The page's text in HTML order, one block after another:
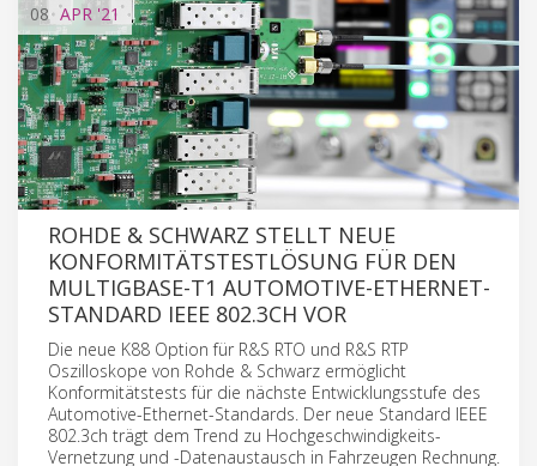
08 APR '21
ROHDE & SCHWARZ STELLT NEUE
KONFORMITÄTSTESTLÖSUNG FÜR DEN
MULTIGBASE-T1 AUTOMOTIVE-ETHERNET-
STANDARD IEEE 802.3CH VOR
Die neue K88 Option für R&S RTO und R&S RTP
Oszilloskope von Rohde & Schwarz ermöglicht
Konformitätstests für die nächste Entwicklungsstufe des
Automotive-Ethernet-Standards. Der neue Standard IEEE
802.3ch trägt dem Trend zu Hochgeschwindigkeits-
Vernetzung und -Datenaustausch in Fahrzeugen Rechnung.